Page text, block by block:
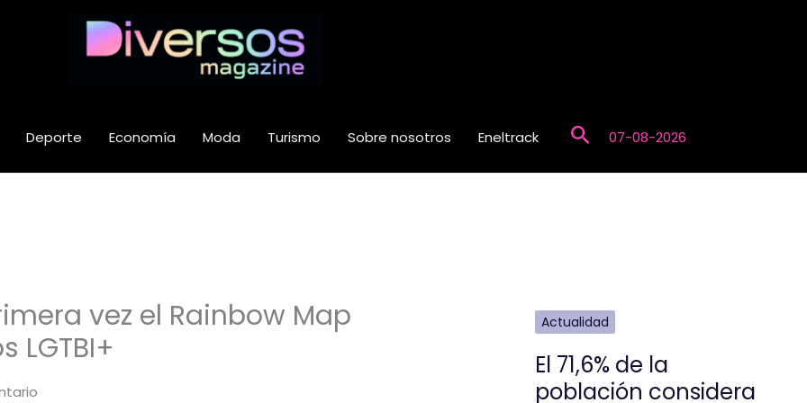
Deporte Economía Moda Turismo Sobre nosotros Eneltrack Buscar07-08-2026
vez el Rainbow Map
LGTBI+
Actualidad
El 71,6% de la
población considera